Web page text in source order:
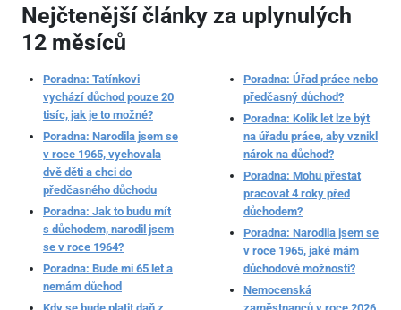
Nejčtenější články za uplynulých
12 měsíců
Poradna: Tatínkovi
vychází důchod pouze 20
tisíc, jak je to možné?
Poradna: Narodila jsem se
v roce 1965, vychovala
dvě děti a chci do
předčasného důchodu
Poradna: Jak to budu mít
s důchodem, narodil jsem
se v roce 1964?
Poradna: Bude mi 65 let a
nemám důchod
Poradna: Úřad práce nebo
předčasný důchod?
Poradna: Kolik let lze být
na úřadu práce, aby vznikl
nárok na důchod?
Poradna: Mohu přestat
pracovat 4 roky před
důchodem?
Poradna: Narodila jsem se
v roce 1965, jaké mám
důchodové možnosti?
Nemocenská